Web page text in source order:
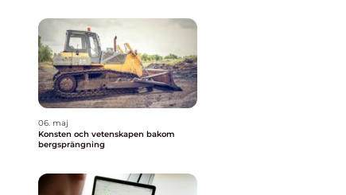
06. maj
Konsten och vetenskapen bakom
bergsprängning